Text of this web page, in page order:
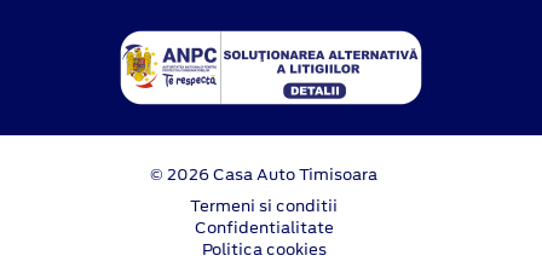
© 2026 Casa Auto Timisoara
Termeni si conditii
Confidentialitate
Politica cookies